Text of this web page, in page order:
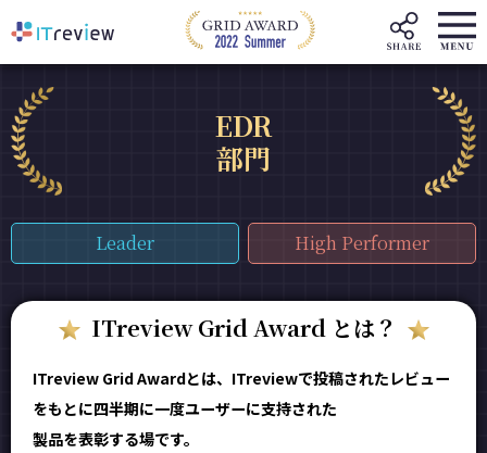
EDR
部門
Leader High Performer
ITreview Grid Award とは？
ITreview Grid Awardとは、ITreviewで投稿されたレビュー
をもとに四半期に一度ユーザーに支持された
製品を表彰する場です。